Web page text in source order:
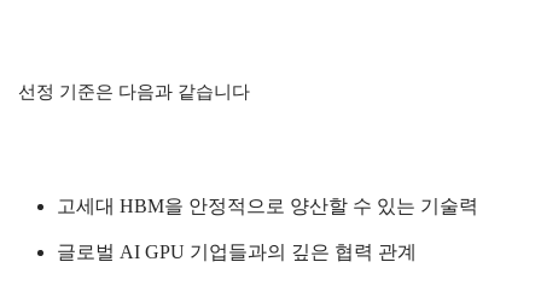
선정 기준은 다음과 같습니다
고세대 HBM을 안정적으로 양산할 수 있는 기술력
글로벌 AI GPU 기업들과의 깊은 협력 관계